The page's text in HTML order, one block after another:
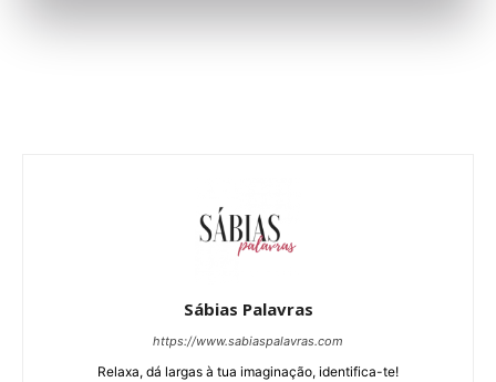
Sábias Palavras
https://www.sabiaspalavras.com
Relaxa, dá largas à tua imaginação, identifica-te!